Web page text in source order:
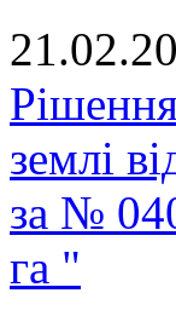
землі
за №
га "